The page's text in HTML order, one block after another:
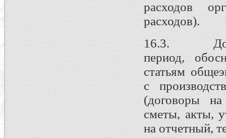
расходов
расходов).
16.3.
период,
статьям
с
(договоры на
сметы, акты,
на отчетный,